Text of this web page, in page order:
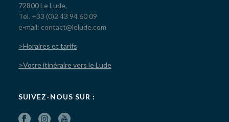
72800 Le Lude,
Tel. +33 (0)2 43 94 60 09
e-mail: contact@lelude.com
>Horaires et tarifs
>Votre itinéraire vers le Lude
SUIVEZ-NOUS SUR :